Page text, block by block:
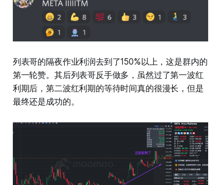
列表哥的隔夜作业利润去到了150%以上，这是群内的
第一轮赞。其后列表哥反手做多，虽然过了第一波红
利期后，第二波红利期的等待时间真的很漫长，但是
最终还是成功的。